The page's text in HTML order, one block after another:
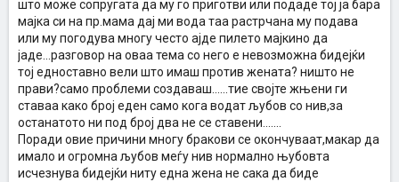
што може сопругата да му го приготви или подаде тој ја бара
мајка си на пр.мама дај ми вода таа растрчана му подава
или му погодува многу често ајде пилето мајкино да
јаде...разговор на оваа тема со него е невозможна бидејќи
тој едноставно вели што имаш против жената? ништо не
прави?само проблеми создаваш......тие својте жњени ги
ставаа како број еден само кога водат љубов со нив,за
останатото ни под број два не се ставени.......
Поради овие причини многу бракови се окончуваат,макар да
имало и огромна љубов меѓу нив нормално њубовта
исчезнува бидејќи ниту една жена не сака да биде